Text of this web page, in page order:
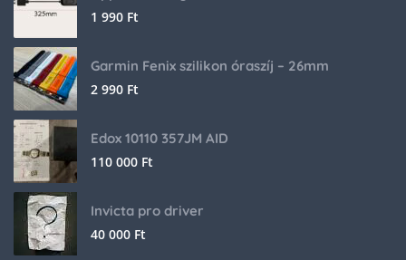
1 990 Ft
Garmin Fenix szilikon óraszíj – 26mm
2 990 Ft
Edox 10110 357JM AID
110 000 Ft
Invicta pro driver
40 000 Ft